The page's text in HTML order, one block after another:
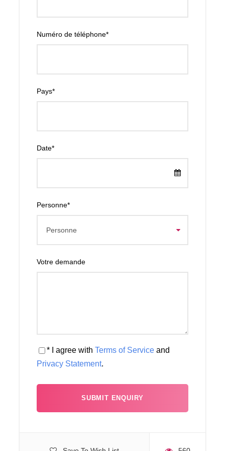
Numéro de téléphone*
Pays*
Date*
Personne*
Votre demande
* I agree with Terms of Service and
Privacy Statement.
Reviews